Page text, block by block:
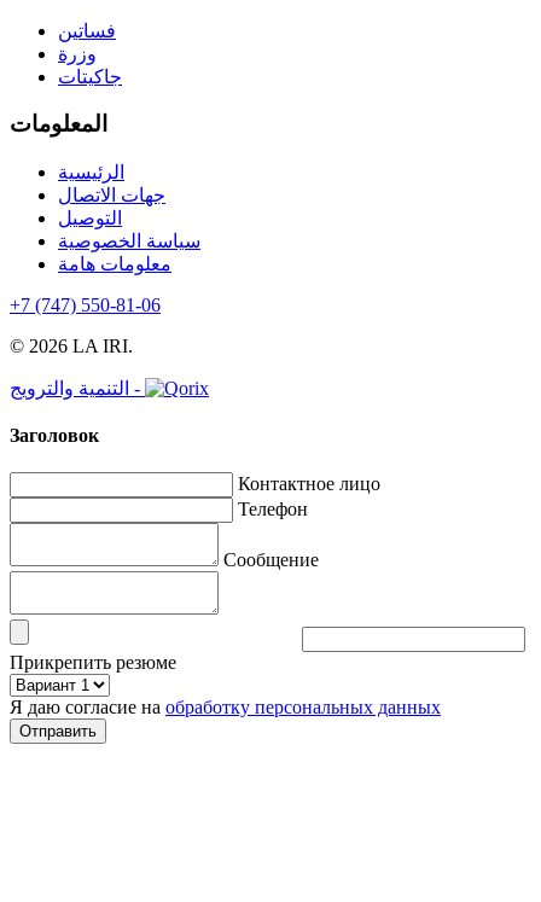
فساتين
وزرة
جاكيتات
المعلومات
الرئيسية
جهات الاتصال
التوصيل
سياسة الخصوصية
معلومات هامة
+7 (747) 550-81-06
© 2026 LA IRI.
التنمية والترويج -
Заголовок
Контактное лицо
Телефон
Сообщение
Прикрепить резюме
Я даю согласие на обработку персональных данных